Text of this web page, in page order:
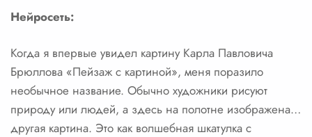
Нейросеть:
Когда я впервые увидел картину Карла Павловича
Брюллова «Пейзаж с картиной», меня поразило
необычное название. Обычно художники рисуют
природу или людей, а здесь на полотне изображена…
другая картина. Это как волшебная шкатулка с